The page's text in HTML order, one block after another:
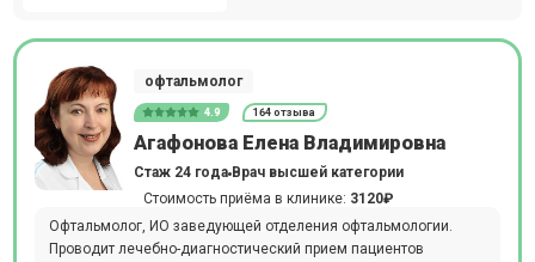
офтальмолог
4.9 164 отзыва
Агафонова Елена Владимировна
Стаж 24 года Врач высшей категории
Стоимость приёма в клинике: 3120₽
Офтальмолог, ИО заведующей отделения офтальмологии.
Проводит лечебно-диагностический прием пациентов